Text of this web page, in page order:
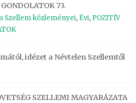
73.
Szellem közleményei, Évi, POZITÍV
idézet a Névtelen Szellemtől
SZELLEMI MAGYARÁZATA